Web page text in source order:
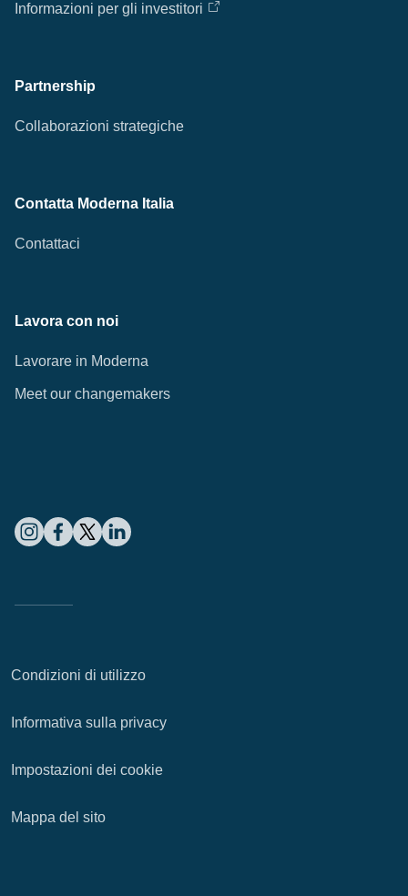
Informazioni per gli investitori
Partnership
Collaborazioni strategiche
Contatta Moderna Italia
Contattaci
Lavora con noi
Lavorare in Moderna
Meet our changemakers
Condizioni di utilizzo
Informativa sulla privacy
Impostazioni dei cookie
Mappa del sito